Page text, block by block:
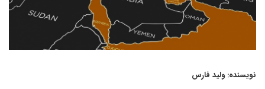
نویسنده: ولید فارس